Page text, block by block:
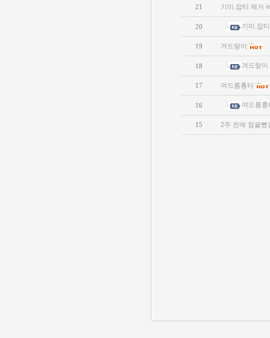
21 기미.잡티 제거
20 기미.잡
19 겨드랑이
18 겨드랑이
17 여드름흉터
16 여드름흉
15 2주 전에 점을뺐